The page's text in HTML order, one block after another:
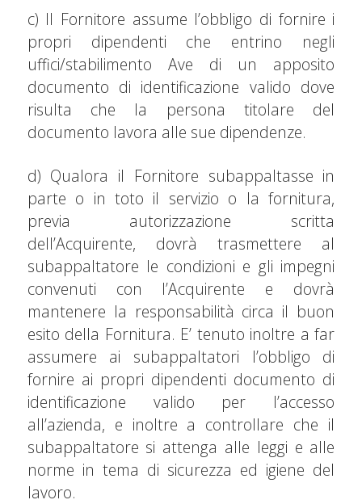
c) Il Fornitore assume l’obbligo di fornire i
propri dipendenti che entrino negli
uffici/stabilimento Ave di un apposito
documento di identificazione valido dove
risulta che la persona titolare del
documento lavora alle sue dipendenze.
d) Qualora il Fornitore subappaltasse in
parte o in toto il servizio o la fornitura,
previa autorizzazione scritta
dell’Acquirente, dovrà trasmettere al
subappaltatore le condizioni e gli impegni
convenuti con l’Acquirente e dovrà
mantenere la responsabilità circa il buon
esito della Fornitura. E’ tenuto inoltre a far
assumere ai subappaltatori l’obbligo di
fornire ai propri dipendenti documento di
identificazione valido per l’accesso
all’azienda, e inoltre a controllare che il
subappaltatore si attenga alle leggi e alle
norme in tema di sicurezza ed igiene del
lavoro.